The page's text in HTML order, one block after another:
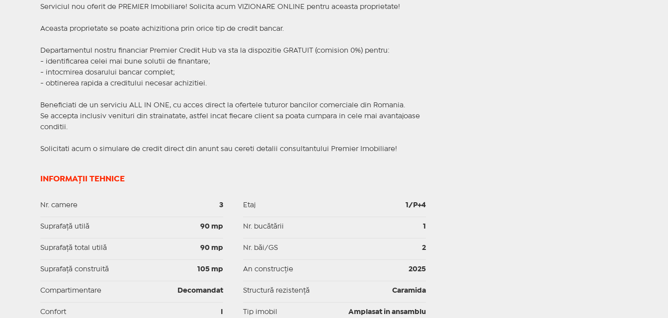
Serviciul nou oferit de PREMIER Imobiliare! Solicita acum VIZIONARE ONLINE pentru aceasta proprietate!
Aceasta proprietate se poate achizitiona prin orice tip de credit bancar.
Departamentul nostru financiar Premier Credit Hub va sta la dispozitie GRATUIT (comision 0%) pentru:
- identificarea celei mai bune solutii de finantare;
- intocmirea dosarului bancar complet;
- obtinerea rapida a creditului necesar achizitiei.
Beneficiati de un serviciu ALL IN ONE, cu acces direct la ofertele tuturor bancilor comerciale din Romania.
Se accepta inclusiv venituri din strainatate, astfel incat fiecare client sa poata cumpara in cele mai avantajoase
conditii.
Solicitati acum o simulare de credit direct din anunt sau cereti detalii consultantului Premier Imobiliare!
INFORMAȚII TEHNICE
Nr. camere 3
Suprafaţă utilă 90 mp
Suprafaţă total utilă 90 mp
Suprafaţă construită 105 mp
Compartimentare Decomandat
Confort
Etaj 1/P+4
Nr. bucătării
Nr. băi/GS 2
An construcție 2025
Structură rezistență Caramida
Tip imobil
Amplasat in ansamblu